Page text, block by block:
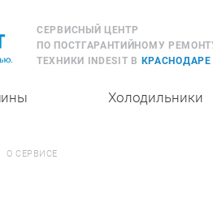
СЕРВИСНЫЙ ЦЕНТР
ПО ПОСТГАРАНТИЙНОМУ
ТЕХНИКИ INDESIT В КРАСНОДАРЕ
Холодильники
О СЕРВИСЕ